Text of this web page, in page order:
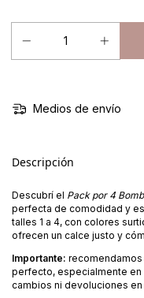
Medios de envío
Descripción
Descubrí el Pack por 4
perfecta de comodidad y
talles 1 a 4, con colores
ofrecen un calce justo y
Importante: recomendamos
perfecto, especialmente
cambios ni devoluciones en